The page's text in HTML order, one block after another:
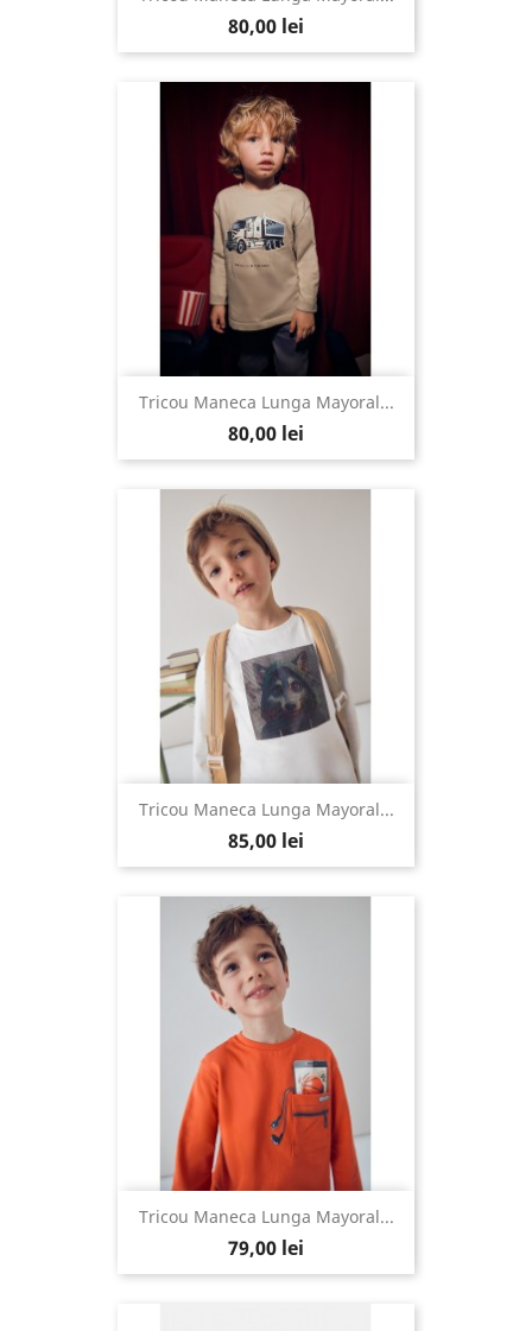
80,00 lei
Tricou Maneca Lunga Mayoral...
80,00 lei
Tricou Maneca Lunga Mayoral...
85,00 lei
Tricou Maneca Lunga Mayoral...
79,00 lei